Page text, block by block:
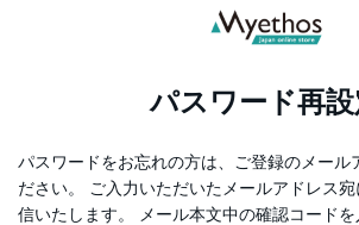
パスワード再設
パスワードをお忘れの方は、ご登録のメール
ださい。
ご入力いただいたメールアドレス
信いたします。
メール本文中の確認コード